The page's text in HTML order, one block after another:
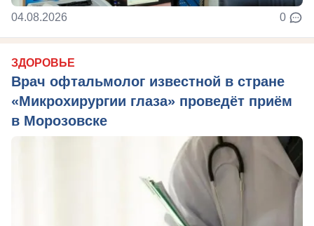
04.08.2026 0
ЗДОРОВЬЕ
Врач офтальмолог известной в стране
«Микрохирургии глаза» проведёт приём
в Морозовске